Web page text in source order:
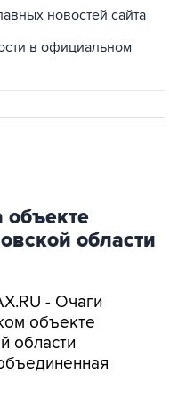
в официальном
области
- Очаги
области